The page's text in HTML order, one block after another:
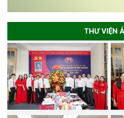
THƯ VIỆN